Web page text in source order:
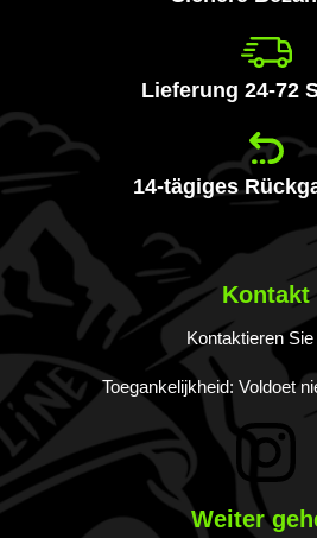
Lieferung 24-72
14-tägiges
Kontakt
Kontaktieren Sie
Toegankelijkheid: Voldoet
Weiter